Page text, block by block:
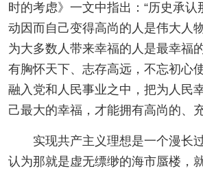
时的考虑》一文中指出：“历史承认
动因而自己变得高尚的人是伟大人
为大多数人带来幸福的人是最幸福
有胸怀天下、志存高远，不忘初心
融入党和人民事业之中，把为人民
己最大的幸福，才能拥有高尚的、
实现共产主义理想是一个漫长
认为那就是虚无缥缈的海市蜃楼，